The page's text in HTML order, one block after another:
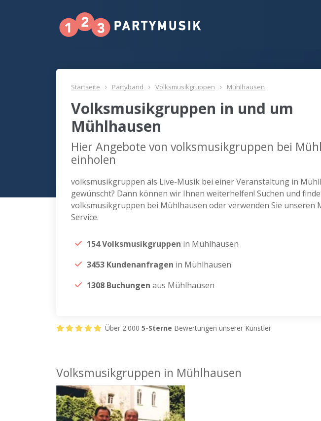
Startseite Partyband Volksmusikgruppen Mühlhausen
Volksmusikgruppen in und um
Mühlhausen
Hier Angebote von volksmusikgruppen bei
einholen
volksmusikgruppen als Live-Musik bei einer Veranstaltung in
gewünscht? Dann können wir Ihnen weiterhelfen! Suchen und
volksmusikgruppen bei Mühlhausen oder verwenden Sie unseren
Service.
154 Volksmusikgruppen in Mühlhausen
3453 Kundenanfragen in Mühlhausen
1308 Buchungen aus Mühlhausen
Über 2.000 5-Sterne Bewertungen unserer Künstler
Volksmusikgruppen in Mühlhausen